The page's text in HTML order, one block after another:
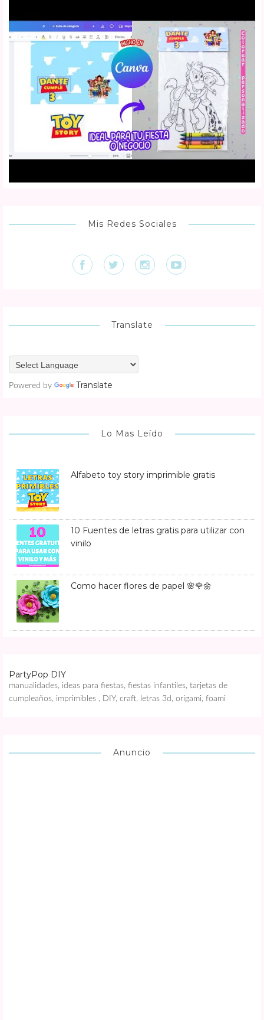
Mis Redes Sociales
Translate
Powered by Translate
Lo Mas Leído
Alfabeto toy story imprimible gratis
10 Fuentes de letras gratis para utilizar con
vinilo
Como hacer flores de papel 🌸🌹🌼
PartyPop DIY
manualidades, ideas para fiestas, fiestas infantiles, tarjetas de
cumpleaños, imprimibles , DIY, craft, letras 3d, origami, foami
Anuncio